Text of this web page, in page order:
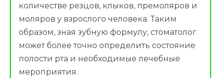
количестве резцов, клыков, премоляров и
моляров у взрослого человека. Таким
образом, зная зубную формулу, стоматолог
может более точно определить состояние
полости рта и необходимые лечебные
мероприятия.